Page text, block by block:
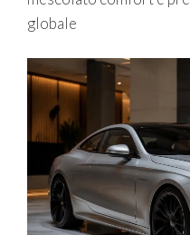
globale